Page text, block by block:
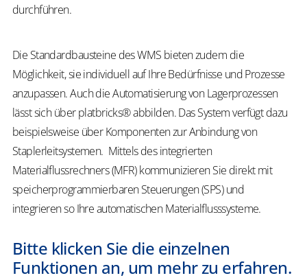
durchführen.
Die Standardbausteine des WMS bieten zudem die
Möglichkeit, sie individuell auf Ihre Bedürfnisse und Prozesse
anzupassen. Auch die Automatisierung von Lagerprozessen
lässt sich über platbricks® abbilden. Das System verfügt dazu
beispielsweise über Komponenten zur Anbindung von
Staplerleitsystemen. Mittels des integrierten
Materialflussrechners (MFR) kommunizieren Sie direkt mit
speicherprogrammierbaren Steuerungen (SPS) und
integrieren so Ihre automatischen Materialflusssysteme.
Bitte klicken Sie die einzelnen
Funktionen an, um mehr zu erfahren.